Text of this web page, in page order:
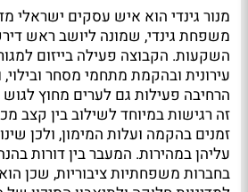
מנור גינדי הוא איש עסקים ישראלי
משפחת גינדי, שמונה ליושב ראש
השקעות. הקבוצה פעילה בייזום
עירונית ובהקמת מתחמי מסחר
הרחיבה פעילות גם לערים מחוץ לגוש
זה רגישות במיוחד לשילוב בין קצב
זמנים בהקמה ועלות המימון, ולכן
עליהן במהירות. המעבר בין דורות
בחברות משפחתיות ציבוריות, שכן